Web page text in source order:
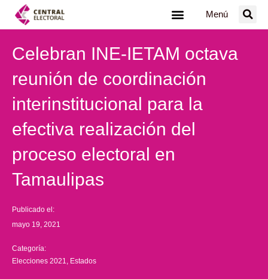
Menú
Celebran INE-IETAM octava
reunión de coordinación
interinstitucional para la
efectiva realización del
proceso electoral en
Tamaulipas
Publicado el:
mayo 19, 2021
Categoría:
Elecciones 2021
Estados